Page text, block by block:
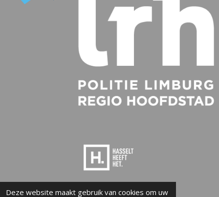
Deze website maakt gebruik van cookies om uw